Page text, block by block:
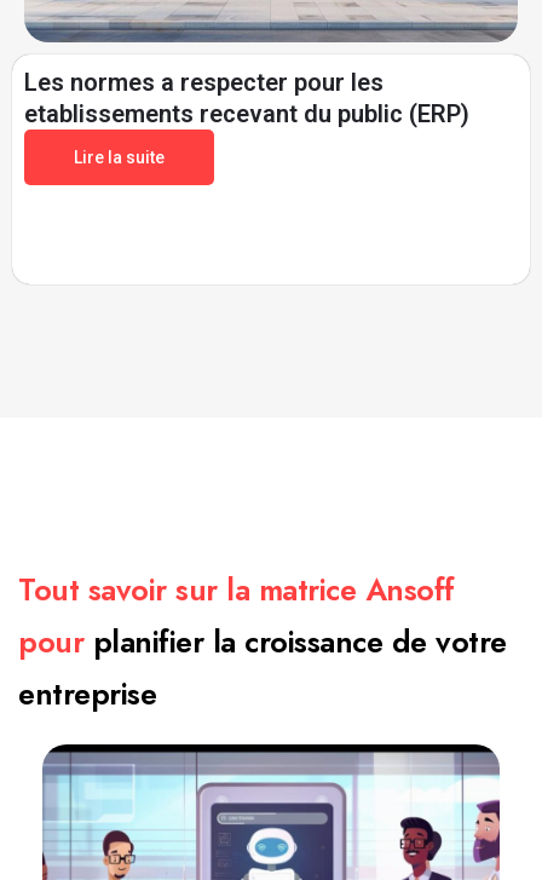
Les normes a respecter pour les
etablissements recevant du public (ERP)
Lire la suite
Tout savoir sur la matrice Ansoff
pour planifier la croissance de votre
entreprise